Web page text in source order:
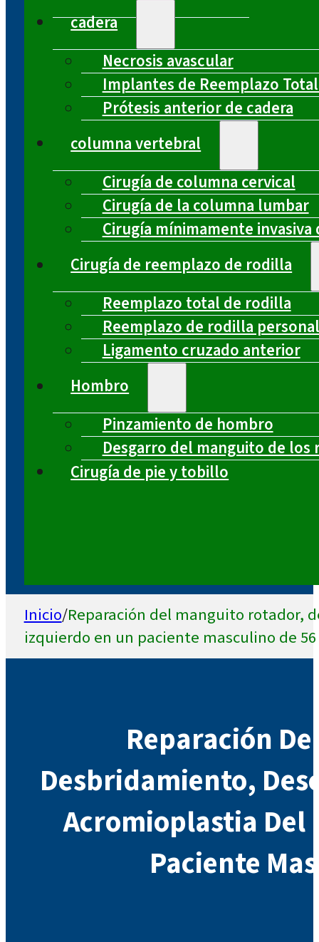
cadera
Necrosis avascular
Implantes de Reemplazo
Prótesis anterior de cadera
columna vertebral
Cirugía de columna cervical
Cirugía de la columna lumbar
Cirugía mínimamente
Cirugía de reemplazo de rodilla
Reemplazo total de rodilla
Reemplazo de rodilla
Ligamento cruzado anterior
Hombro
Pinzamiento de hombro
Desgarro del manguito de los
Cirugía de pie y tobillo
Inicio/Reparación del manguito rotador,
izquierdo en un paciente masculino de
Reparación
Desbridamiento,
Acromioplastia Del
Paciente